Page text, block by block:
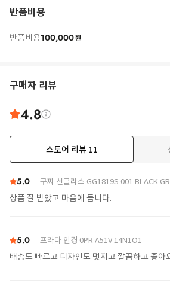
반품비용
반품비용100,000원
구매자 리뷰
4.8
스토어 리뷰 11
5.0 구찌 선글라스 GG1819S 001 BLACK
상품 잘 받았고 마음에 듭니다.
5.0 프라다 안경 0PR A51V 14N1O1
배송도 빠르고 디자인도 멋지고 깔끔하고 좋아